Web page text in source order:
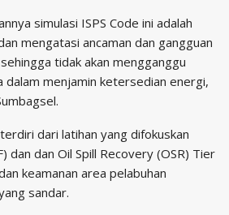
simulasi ISPS Code ini adalah
mengatasi ancaman dan gangguan
tidak akan mengganggu
dalam menjamin ketersedian energi,
dari latihan yang difokuskan
dan dan Oil Spill Recovery (OSR) Tier
keamanan area pelabuhan
sandar.